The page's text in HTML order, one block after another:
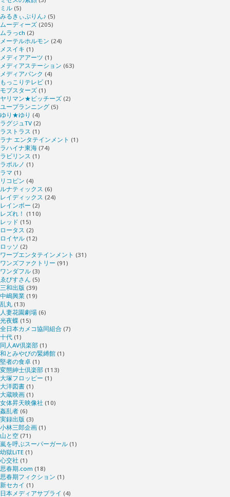
ミル (5)
みるきぃぷりん♪ (5)
ムーディーズ (205)
ムラっch (2)
メーテルホルモン (24)
メスイキ (1)
メディアアーツ (1)
メディアステーション (63)
メディアバンク (4)
もっこりテレビ (1)
モブスターズ (1)
ヤリマン★ビッチーズ (2)
ユープランニング (5)
ゆり★ゆり (4)
ラグジュTV (2)
ラストラス (1)
ラナ エンタテインメント (1)
ラハイナ東海 (74)
ラビリンス (1)
ラポルノ (1)
ラマ (1)
リコピン (4)
ルナティックス (6)
レイディックス (24)
レインボー (2)
レズれ！ (110)
レッド (15)
ロータス (2)
ロイヤル (12)
ロッソ (2)
ワープエンタテインメント (31)
ワンズファクトリー (91)
ワンダフル (3)
ゑびすさん (5)
三和出版 (39)
中嶋興業 (19)
乱丸 (13)
人妻花園劇場 (6)
光夜蝶 (15)
全日本カメコ協同組合 (7)
十代 (1)
同人AV倶楽部 (1)
和とみやびの緊縛館 (1)
堅者の食卓 (1)
変態紳士倶楽部 (113)
大塚フロッピー (1)
大洋図書 (1)
大蔵映画 (1)
女体昇天映像社 (10)
姦乱者 (6)
実録出版 (3)
小林三郎企画 (1)
山と空 (71)
嵐を呼ぶスーパーガール (1)
幼獄LiTE (1)
心交社 (1)
思春期.com (18)
思春期フィクション (1)
新セカイ (1)
日本メディアサプライ (4)